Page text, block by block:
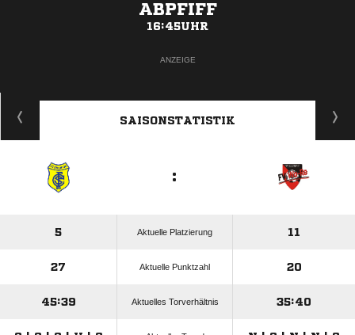
ABPFIFF
16:45UHR
ANZEIGE
SAISONSTATISTIK
:
5 Aktuelle Platzierung 11
27 Aktuelle Punktzahl 20
45:39 Aktuelles Torverhältnis 35:40